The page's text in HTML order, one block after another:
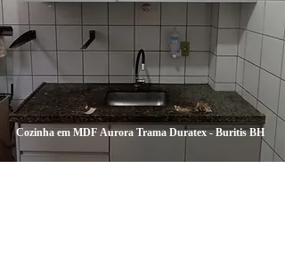
Cozinha em MDF Aurora Trama Duratex - Buritis BH